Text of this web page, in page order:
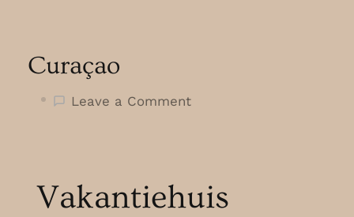
Curaçao
Leave a Commenton
Vakantiehuis